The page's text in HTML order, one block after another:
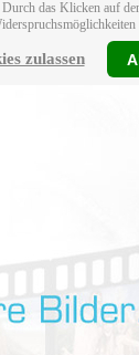
das Klicken auf
zulassen